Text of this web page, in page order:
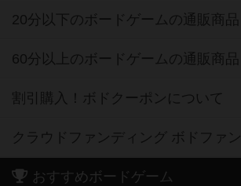
20分以下のボードゲームの通販商品
60分以上のボードゲームの通販商品
割引購入！ボドクーポンについて
クラウドファンディング ボドファン
おすすめボードゲーム